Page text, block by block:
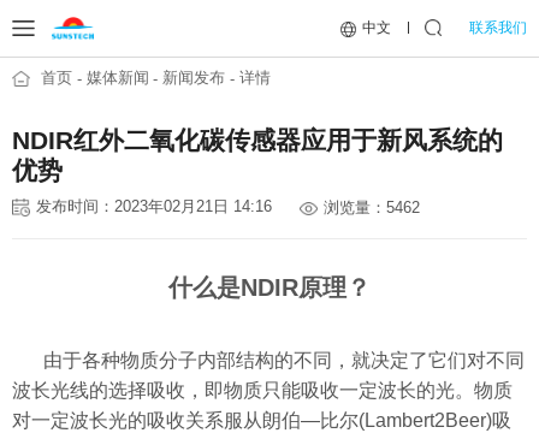
中文 联系我们
首页 媒体新闻 新闻发布 详情
NDIR红外二氧化碳传感器应用于新风系统的
优势
发布时间：2023年02月21日 14:16 浏览量：5462
什么是NDIR原理？
由于各种物质分子内部结构的不同，就决定了它们对不同
波长光线的选择吸收，即物质只能吸收一定波长的光。物质
对一定波长光的吸收关系服从朗伯—比尔(Lambert2Beer)吸